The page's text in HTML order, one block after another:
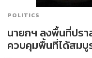
POLITICS
นายกฯ ลงพื้นที่ปร
ควบคุมพื้นที่ได้สม